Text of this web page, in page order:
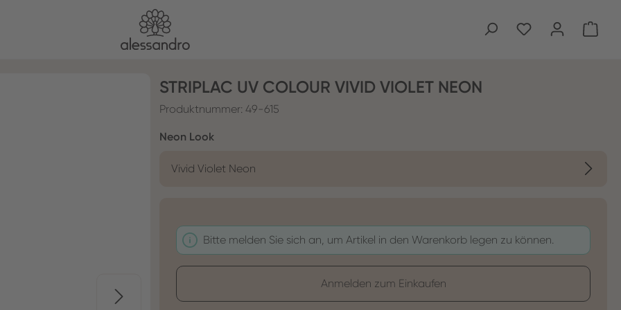
STRIPLAC UV COLOUR VIVID VIOLET NEON
Produktnummer: 49-615
Neon Lookauswählen
Vivid Violet Neon
Bitte melden Sie sich an, um Artikel in den Warenkorb legen zu können.
Anmelden zum Einkaufen